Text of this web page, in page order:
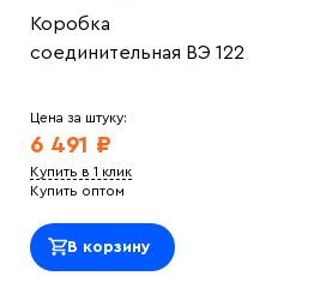
Коробка
соединительная ВЭ 122
Цена за штуку:
6 491 ₽
Купить в 1 клик
Купить оптом
В корзину